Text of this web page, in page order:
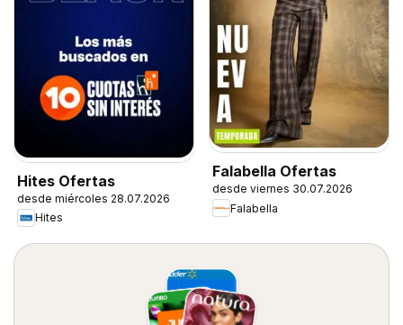
Hites Ofertas
desde miércoles 28.07.2026
Hites
Falabella Ofertas
desde viernes 30.07.2026
Falabella